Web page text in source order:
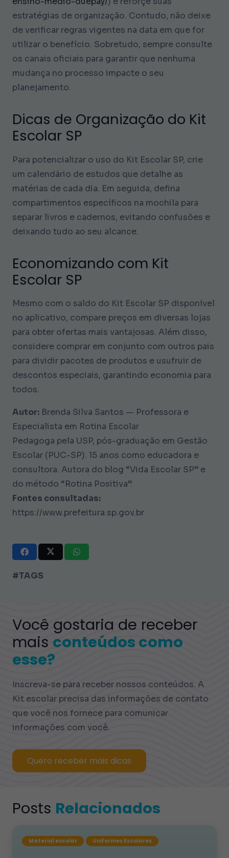
estratégias de organização. Contudo, não deixe
de verificar regras vigentes na data em que for
utilizar o benefício. Sobretudo, sempre consulte
os canais oficiais para garantir que nenhuma
mudança no processo impacte o seu
planejamento.
Dicas de Organização do Kit
Escolar SP
Para potencializar o uso do Kit Escolar SP, crie
um calendário de estudos que detalhe as
matérias de cada dia. Em seguida, defina
compartimentos específicos na mochila para
separar livros e cadernos, evitando confusões e
deixando tudo ao seu alcance.
Economizando com Kit
Escolar SP
Mesmo com o saldo do Kit Escolar SP disponível
no aplicativo, compare preços em diversas lojas
para obter ofertas mais vantajosas. Além disso,
considere comprar em conjunto com outros pais
para dividir pacotes de produtos e usufruir de
descontos especiais, garantindo economia para
todos.
Autor: Brenda Silva Santos — Professora e
Especialista em Rotina Escolar
Pedagoga pela USP, pós-graduação em Gestão
Escolar (PUC-SP). 15 anos como educadora e
consultora. Autora do blog “Vida Escolar SP” e
do método “Rotina Positiva”.
Fontes consultadas:
https://www.prefeitura.sp.gov.br
#TAGS
Você gostaria de receber
mais conteúdos como
esse?
Inscreva-se para receber nossos conteúdos. A
Kit escolar precisa das informações de contato
que você nos fornece para comunicar
informações com você.
Quero receber mais dicas
Posts Relacionados
Material escolar Uniformes Escolares